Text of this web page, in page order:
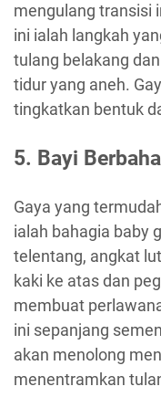
mengulang transisi
ini ialah langkah
tulang belakang
tidur yang aneh.
tingkatkan bentuk
5. Bayi
Gaya yang
ialah bahagia baby
telentang, angkat
kaki ke atas dan
membuat
ini sepanjang
akan menolong
menentramkan